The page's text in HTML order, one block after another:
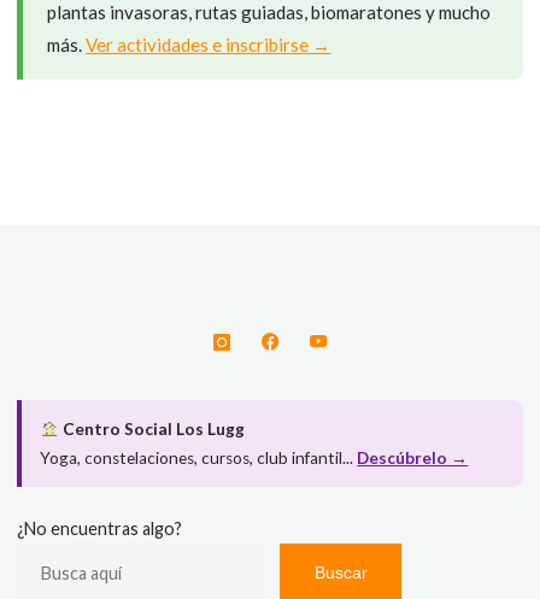
plantas invasoras, rutas guiadas, biomaratones y mucho
más.Ver actividades e inscribirse →
Centro Social Los Lugg
Yoga, constelaciones, cursos, club infantil... Descúbrelo →
¿No encuentras algo?
Buscar